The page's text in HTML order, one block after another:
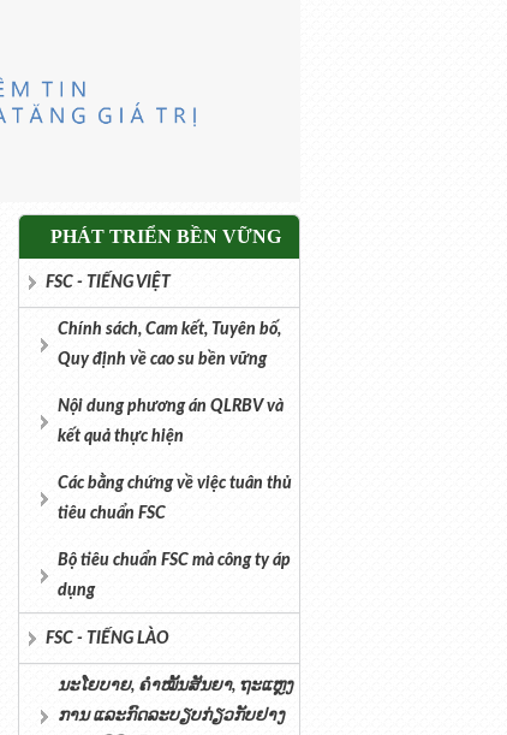
PHÁT TRIỂN BỀN VỮNG
FSC - TIẾNG VIỆT
Chính sách, Cam kết, Tuyên bố,
Quy định về cao su bền vững
Nội dung phương án QLRBV và
kết quả thực hiện
Các bằng chứng về việc tuân thủ
tiêu chuẩn FSC
Bộ tiêu chuẩn FSC mà công ty áp
dụng
FSC - TIẾNG LÀO
ນະໂຍບາຍ, ຄໍາໝັ້ນສັນຍາ, ຖະແຫຼງ
ການ ແລະກົດລະບຽບກ່ຽວກັບຢາງ